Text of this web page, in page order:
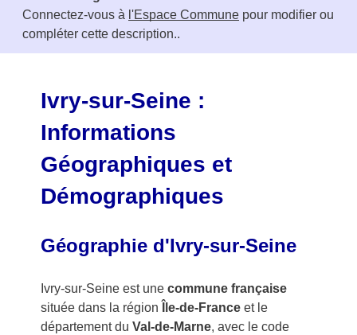
Connectez-vous à l'Espace Commune pour modifier ou
compléter cette description..
Ivry-sur-Seine :
Informations
Géographiques et
Démographiques
Géographie d'Ivry-sur-Seine
Ivry-sur-Seine est une commune française
située dans la région
Île-de-Franceet le
département du Val-de-Marne, avec le code